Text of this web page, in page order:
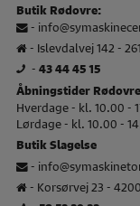
Butik Rødovre:
-
- Islevdalvej 142 -
- 43 44 45 15
Åbningstider
Hverdage - kl. 10.00 -
Lørdage - kl. 10.00 -
Butik Slagelse
-
- Korsørvej 23 -